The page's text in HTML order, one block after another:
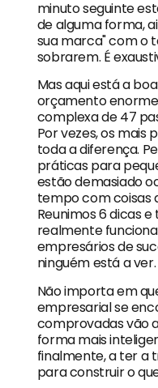
minuto seguinte
de alguma forma,
sua marca" com o
sobrarem. É
Mas aqui está a
orçamento
complexa de 47
Por vezes, os mais
toda a diferença.
práticas para
estão demasiado
tempo com coisas
Reunimos 6 dicas
realmente
empresários de
ninguém está a ver.
Não importa em
empresarial se
comprovadas vão
forma mais
finalmente, a ter a
para construir o